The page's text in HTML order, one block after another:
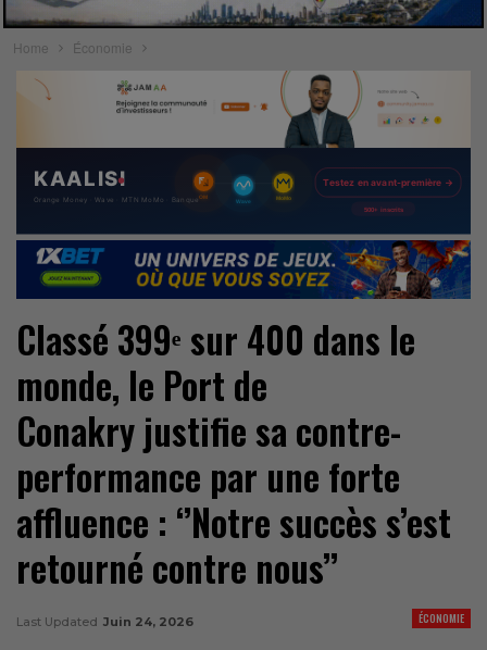
Home Économie
Classé 399ᵉ sur 400 dans le
monde, le Port de
Conakry justifie sa contre-
performance par une forte
affluence : ‘’Notre succès s’est
retourné contre nous’’
ÉCONOMIE
Last Updated Juin 24, 2026